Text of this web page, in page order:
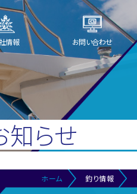
情報 お問い合わせ
知らせ
ホーム 釣り情報